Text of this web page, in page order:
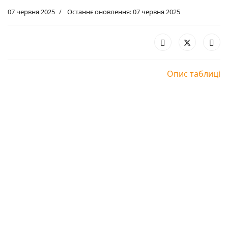
07 червня 2025 Останнє оновлення: 07 червня 2025
Опис таблиці